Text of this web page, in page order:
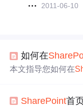
2011-06-10
如何在
本文指导您如何在
件，使用HTML源代
SharePoint首